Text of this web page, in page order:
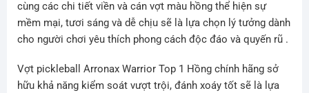
cùng các chi tiết viền và cán vợt màu hồng thể hiện sự
mềm mại, tươi sáng và dễ chịu sẽ là lựa chọn lý tưởng dành
cho người chơi yêu thích phong cách độc đáo và quyến rũ .
Vợt pickleball Arronax Warrior Top 1 Hồng chính hãng sở
hữu khả năng kiểm soát vượt trội, đánh xoáy tốt sẽ là lựa